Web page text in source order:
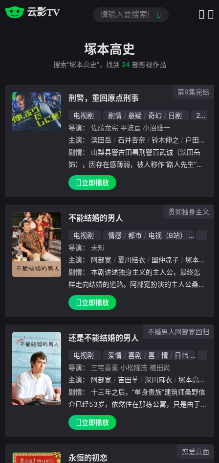
云影TV
塚本高史
搜索“塚本高史”，找到 24部影视作品
刑警，重回原点刑事
电视剧 剧情 悬疑 奇幻 日剧
2026
导演：
佐藤龙宪 平波亘 小沼雄一
主演：
滨田岳 石井杏奈 铃木伸之
户田惠子
剧情：
饰），因存在感薄弱，被人称作“路人先生”。1
0年前，他最爱的恋人美咲（石井杏奈 饰）在
案件中身亡。自那以后，他一边看着走在晋升
立即播放
第9集完结
不能结婚的男人
电视剧 情感 都市 电视（B站）
导演：
未知
主演：
阿部宽 夏川结衣 国仲凉子
塚本高史
剧情：
样走向结婚的道路。阿部宽扮演的主人公桑野
信介是一个广受好评的室内设计师，但工作能
力极强的他性格却不太合群。虽然因为英挺的
认识之后，女性们往往会因为她怪僻的性格而
结婚根本没有必要，决定干脆抱独身主义，但
实际上信介内心是寂寞的。随着时间的推移，
信介身边先后出现了对他产生不小影响的女性
，这三个人都是优秀、独立且出众的现代女性
，...
立即播放
贯彻独身主义
还是不能结婚的男人
电视剧 爱情 喜剧 喜 情 日韩
导演：
三宅喜重 小松隆志 植田尚
主演：
阿部宽 吉田羊 深川麻衣 塚本高史
剧情：
介已经53岁，依然住在那栋公寓，只是由于
科技飞跃他为工作换了最新机器，他偏执的性
格似乎更加重了，和曾经真心爱着的医生早坂
命延长的“人生100年时代”，桑野每一天仍在
立即播放
不婚男人阿部宽回归
永恒的初恋
恋爱意面